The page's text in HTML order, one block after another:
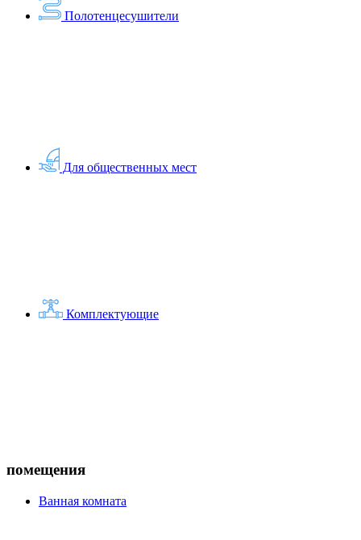
Полотенцесушители
Для общественных мест
Комплектующие
помещения
Ванная комната